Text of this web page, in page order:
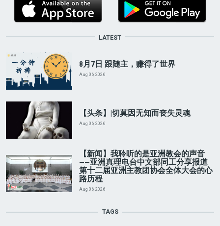
LATEST
8月7日 跟随主，赚得了世界
Aug 06, 2026
【头条】|切莫因无知而丧失灵魂
Aug 06, 2026
【新闻】我聆听的是亚洲教会的声音
——亚洲真理电台中文部同工分享报道
第十二届亚洲主教团协会全体大会的心
路历程
Aug 06, 2026
TAGS